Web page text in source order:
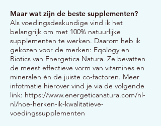
Maar wat zijn de beste supplementen?
Als voedingsdeskundige vind ik het
belangrijk om met 100% natuurlijke
supplementen te werken. Daarom heb ik
gekozen voor de merken: Eqology en
Biotics van Energetica Natura. Ze bevatten
de meest effectieve vorm van vitamines en
mineralen én de juiste co-factoren. Meer
infotmatie hierover vind je via de volgende
link: https://www.energeticanatura.com/nl-
nl/hoe-herken-ik-kwalitatieve-
voedingssupplementen